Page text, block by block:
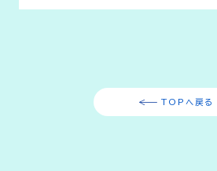
TOPへ戻る